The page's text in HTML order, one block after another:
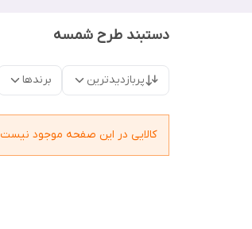
دستبند طرح شمسه
پربازدیدترین برندها
کالایی در این صفحه موجود نیست